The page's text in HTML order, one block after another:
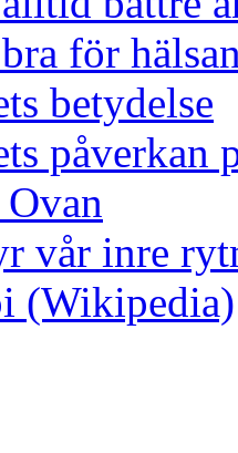
för
betydelse
påverkan
vår inre
(Wikipedia)